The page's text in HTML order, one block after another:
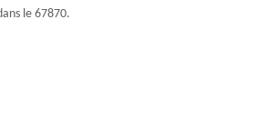
le 67870.